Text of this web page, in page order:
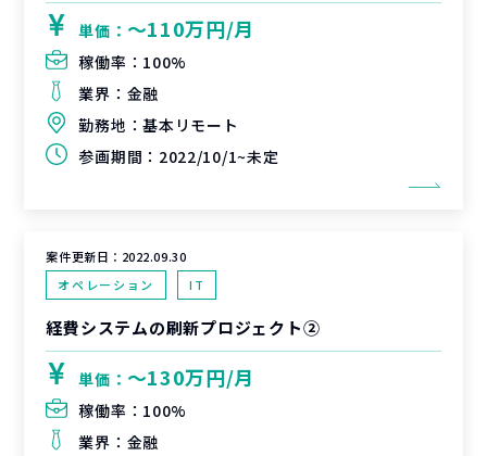
単価： 〜110万円/月
稼働率： 100%
業界： 金融
勤務地：基本リモート
参画期間： 2022/10/1~未定
案件更新日： 2022.09.30
オペレーション
IT
経費システムの刷新プロジェクト②
単価： 〜130万円/月
稼働率： 100%
業界： 金融